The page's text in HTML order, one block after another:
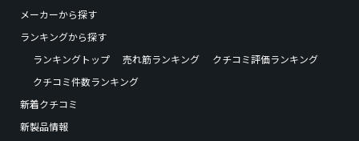
メーカーから探す
ランキングから探す
ランキングトップ
売れ筋ランキング
クチコミ評価ランキング
クチコミ件数ランキング
新着クチコミ
新製品情報